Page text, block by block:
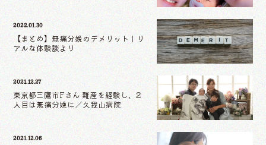
2022.01.30
【まとめ】無痛分娩のデメリット｜リ
アルな体験談より
2021.12.27
東京都三鷹市Fさん 難産を経験し、2
人目は無痛分娩に／久我山病院
2021.12.06